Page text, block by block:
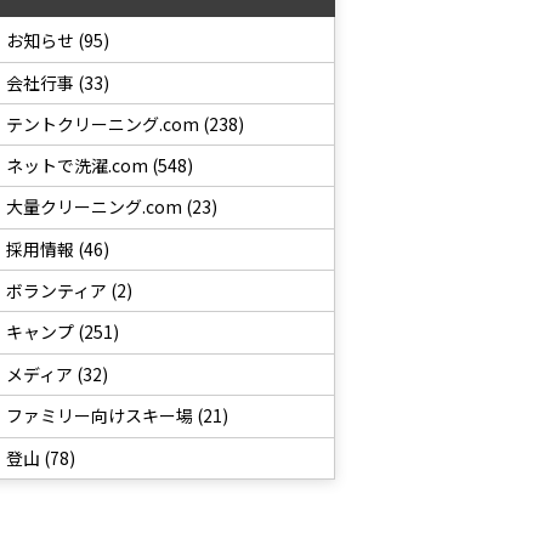
お知らせ (95)
会社行事 (33)
テントクリーニング.com (238)
ネットで洗濯.com (548)
大量クリーニング.com (23)
採用情報 (46)
ボランティア (2)
キャンプ (251)
メディア (32)
ファミリー向けスキー場 (21)
登山 (78)